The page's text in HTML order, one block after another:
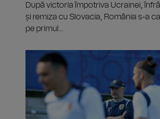
După victoria împotriva Ucrainei,
și remiza cu Slovacia, România s-a
pe primul...